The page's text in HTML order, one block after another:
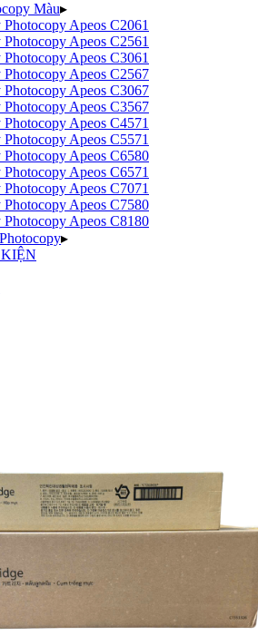
Màu▸
Photocopy Apeos C2061
Photocopy Apeos C2561
Photocopy Apeos C3061
Photocopy Apeos C2567
Photocopy Apeos C3067
Photocopy Apeos C3567
Photocopy Apeos C4571
Photocopy Apeos C5571
Photocopy Apeos C6580
Photocopy Apeos C6571
Photocopy Apeos C7071
Photocopy Apeos C7580
Photocopy Apeos C8180
▸